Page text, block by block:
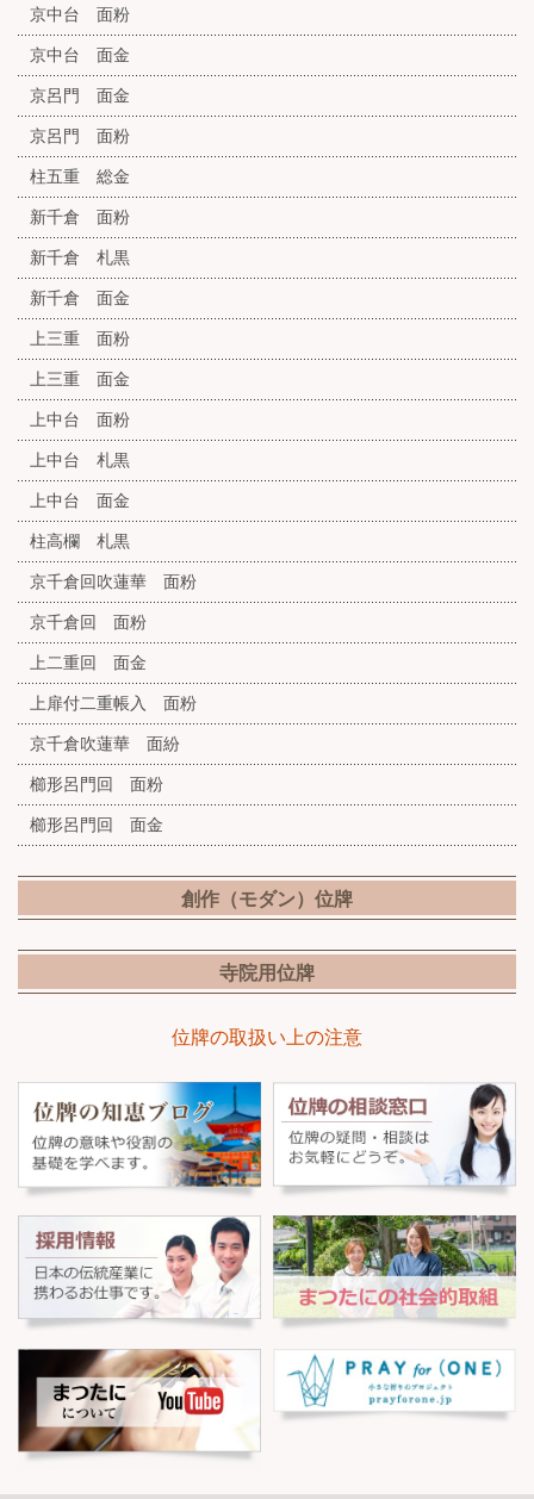
京中台 面粉
京中台 面金
京呂門 面金
京呂門 面粉
柱五重 総金
新千倉 面粉
新千倉 札黒
新千倉 面金
上三重 面粉
上三重 面金
上中台 面粉
上中台 札黒
上中台 面金
柱高欄 札黒
京千倉回吹蓮華 面粉
京千倉回 面粉
上二重回 面金
上扉付二重帳入 面粉
京千倉吹蓮華 面紛
櫛形呂門回 面粉
櫛形呂門回 面金
創作（モダン）位牌
寺院用位牌
位牌の取扱い上の注意